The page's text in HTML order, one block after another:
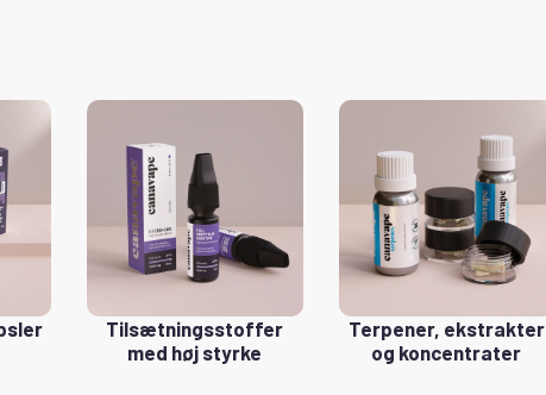
Tilsætningsstoffer
med høj styrke
Terpener, ekstrakter
og koncentrater